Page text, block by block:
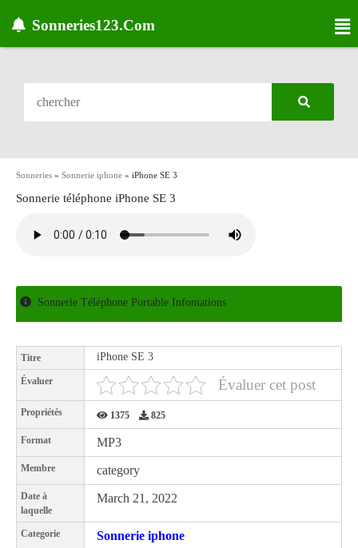
Sonneries123.Com
Sonneries » Sonnerie iphone » iPhone SE 3
Sonnerie téléphone iPhone SE 3
Sonnerie Téléphone Portable Infomations
Titre iPhone SE 3
Évaluer Évaluer cet post
Propriétés 1375 825
Format MP3
Membre category
Date à
laquelle
March 21, 2022
Categorie Sonnerie iphone